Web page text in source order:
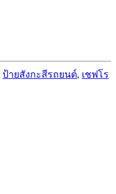
ป้ายสังกะสีรถยนต์, เชฟโร